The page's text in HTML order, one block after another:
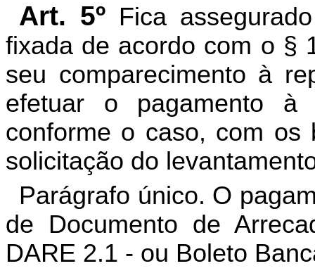
Art. 5º Fica
fixada de acordo com o §
seu comparecimento à
efetuar o pagamento
conforme o caso, com os
solicitação do
Parágrafo único. O
de Documento de
DARE 2.1 - ou Boleto